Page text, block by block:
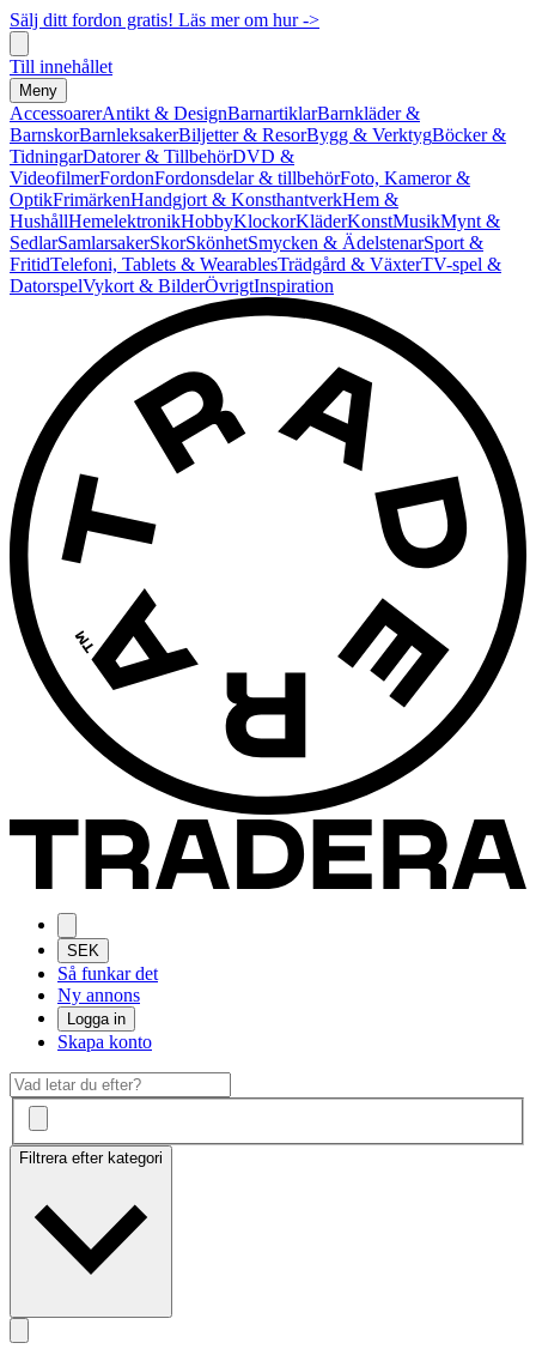
Sälj ditt fordon gratis! Läs mer om hur ->
Till innehållet
Meny
AccessoarerAntikt & DesignBarnartiklarBarnkläder &
BarnskorBarnleksakerBiljetter & ResorBygg & VerktygBöcker &
TidningarDatorer & TillbehörDVD &
VideofilmerFordonFordonsdelar & tillbehörFoto, Kameror &
OptikFrimärkenHandgjort & KonsthantverkHem &
HushållHemelektronikHobbyKlockorKläderKonstMusikMynt &
SedlarSamlarsakerSkorSkönhetSmycken & ÄdelstenarSport &
FritidTelefoni, Tablets & WearablesTrädgård & VäxterTV-spel &
DatorspelVykort & BilderÖvrigtInspiration
SEK
Så funkar det
Ny annons
Logga in
Skapa konto
Filtrera efter kategori